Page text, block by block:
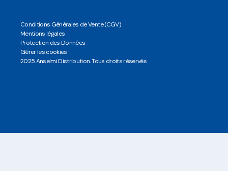
Conditions Générales de Vente (CGV)
Mentions légales
Protection des Données
Gérer les cookies
2025 Anselmi Distribution. Tous droits réservés